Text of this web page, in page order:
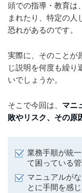
頭での指導・教育は
まれたり、特定の人
恐れがあるのです。
実際に、そのことが
じ説明を何度も繰り
いでしょうか。
そこで今回は、 マニ
敗やリスク、その原
業務手順が統
て困っている
マニュアルが
とに手間を感